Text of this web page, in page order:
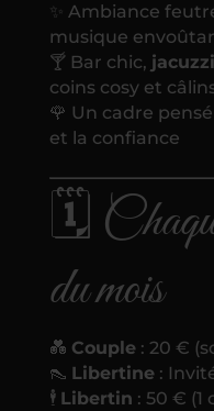
✨ Ambiance
musique
🍸 Bar chic,
coins cosy et
🌹 Un cadre
et la confiance
🗓️
du mois
💑 Couple: 20 €
👠 Libertine:
🕴 Libertin : 50 € (1